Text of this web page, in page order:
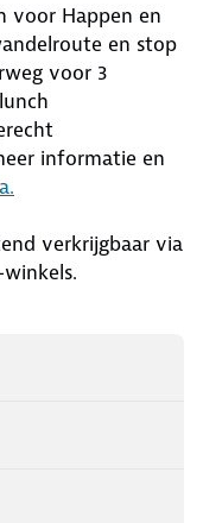
voor Happen en
en stop
voor 3
informatie en
verkrijgbaar via